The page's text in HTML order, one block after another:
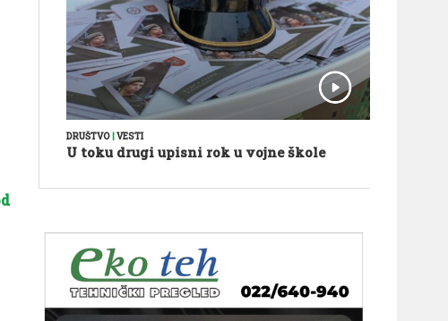
DRUŠTVO VESTI
U toku drugi upisni rok u vojne škole